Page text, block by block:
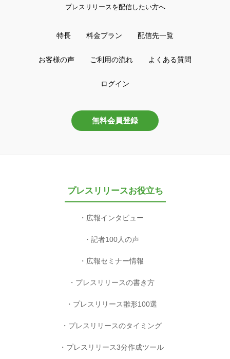
プレスリリースを配信したい方へ
特長 料金プラン 配信先一覧
お客様の声 ご利用の流れ よくある質問
ログイン
無料会員登録
プレスリリースお役立ち
広報インタビュー
記者100人の声
広報セミナー情報
プレスリリースの書き方
プレスリリース雛形100選
プレスリリースのタイミング
プレスリリース3分作成ツール